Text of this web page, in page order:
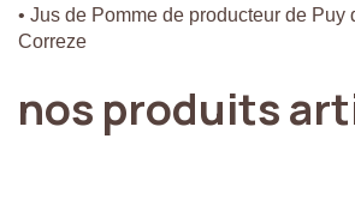
• Jus de Pomme de producteur de Puy
Correze
nos produits